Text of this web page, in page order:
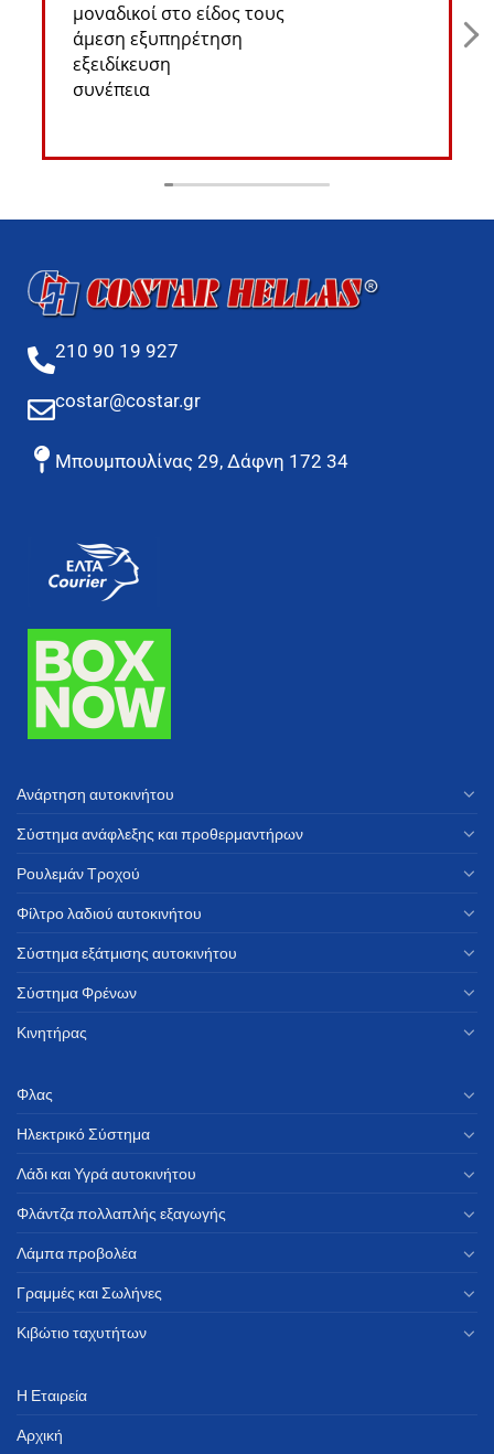
μοναδικοί στο είδος τους
άμεση εξυπηρέτηση
εξειδίκευση
συνέπεια
210 90 19 927
costar@costar.gr
Μπουμπουλίνας 29, Δάφνη 172 34
Ανάρτηση αυτοκινήτου
Σύστημα ανάφλεξης και προθερμαντήρων
Ρουλεμάν Τροχού
Φίλτρο λαδιού αυτοκινήτου
Σύστημα εξάτμισης αυτοκινήτου
Σύστημα Φρένων
Κινητήρας
Φλας
Ηλεκτρικό Σύστημα
Λάδι και Υγρά αυτοκινήτου
Φλάντζα πολλαπλής εξαγωγής
Λάμπα προβολέα
Γραμμές και Σωλήνες
Κιβώτιο ταχυτήτων
Η Εταιρεία
Αρχική